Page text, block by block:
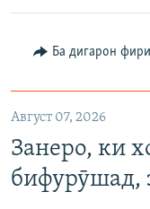
Ба дигарон
Август 07, 2026
Занеро, ки
бифурӯшад,